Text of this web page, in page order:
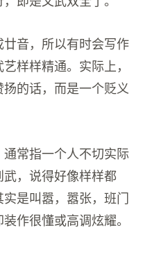
音，所以有时会写作
样样精通。实际上，
的话，而是一个贬义
常指一个人不切实际
，说得好像样样都
是叫嚣，嚣张，班门
作很懂或高调炫耀。